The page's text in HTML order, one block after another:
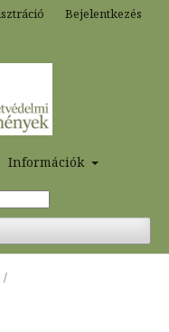
Információk
Bejelentkezés
/